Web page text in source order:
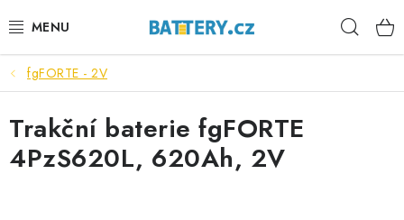
na
VÝHODNÉ SETY
SLUŽBY
AUTOBATERIE
fgFORTE - 2V
Trakční baterie fgFORTE
4PzS620L, 620Ah, 2V